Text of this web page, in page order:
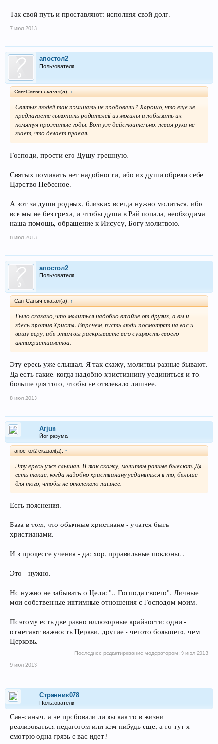
Так свой путь и проставляют: исполняя свой долг.
7 июл 2013
апостол2
Пользователи
Сан-Саныч сказал(а): ↑
Святых людей так поминать не пробовали? Хорошо, что еще не
предлагаете выкопать родителей из могилы и лобызать их,
помятуя прожитые годы. Вот уж действительно, левая рука не
знает, что делает правая.
Господи, прости его Душу грешную.
Святых поминать нет надобности, ибо их души обрели себе
Царство Небесное.
А вот за души родных, близких всегда нужно молиться, ибо
все мы не без греха, и чтобы душа в Рай попала, необходима
наша помощь, обращение к Иисусу, Богу молитвою.
8 июл 2013
апостол2
Пользователи
Сан-Саныч сказал(а): ↑
Было сказано, что молиться надобно втайне от других, а вы и
здесь против Христа. Впрочем, пусть люди посмотрят на вас и
вашу веру, ибо этим вы раскрываете всю сущность своего
антихристианства.
Эту ересь уже слышал. Я так скажу, молитвы разные бывают.
Да есть такие, когда надобно христианину уединиться и то,
больше для того, чтобы не отвлекало лишнее.
8 июл 2013
Arjun
Йог разума
апостол2 сказал(а): ↑
Эту ересь уже слышал. Я так скажу, молитвы разные бывают. Да
есть такие, когда надобно христианину уединиться и то, больше
для того, чтобы не отвлекало лишнее.
Есть пояснения.
База в том, что обычные христиане - учатся быть
христианами.
И в процессе учения - да: хор, прравильные поклоны...
Это - нужно.
Но нужно не забывать о Цели: ".. Господа своего". Личные
мои собственные интимные отношения с Господом моим.
Поэтому есть две равно иллюзорные крайности: одни -
отметают важность Церкви, другие - чегото большего, чем
Церковь.
Последнее редактирование модератором: 9 июл 2013
9 июл 2013
Странник078
Пользователи
Сан-саныч, а не пробовали ли вы как то в жизни
реализоваться педагогом или кем нибудь еще, а то тут я
смотрю одна грязь с вас идет?